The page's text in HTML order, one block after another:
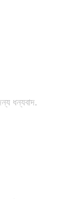
ধন্যবাদ.